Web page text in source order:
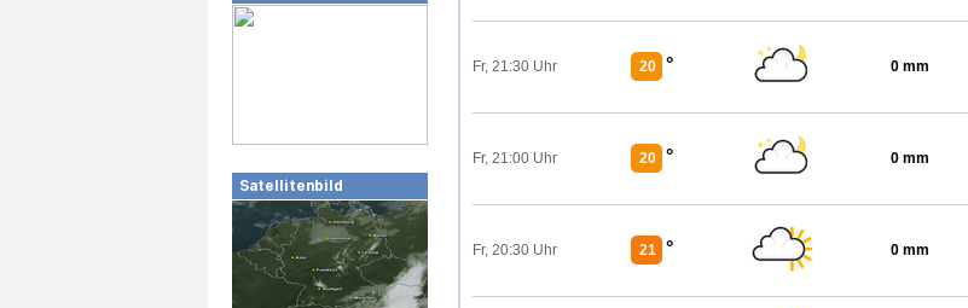
Satellitenbild
Fr, 21:30 Uhr 20 ° 0 mm
Fr, 21:00 Uhr 20 ° 0 mm
Fr, 20:30 Uhr 21 ° 0 mm